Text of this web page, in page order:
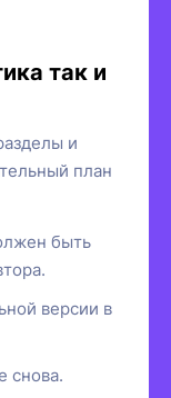
так и
и
план
быть
версии в
снова.